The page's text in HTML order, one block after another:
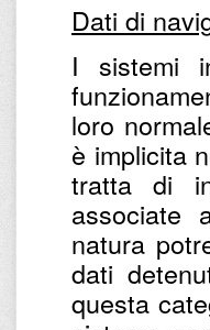
Dati di
I sistemi
loro
è implicita
tratta di
associate
natura
dati
questa